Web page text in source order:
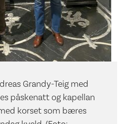
Grandy-Teig med
påskenatt og kapellan
korset som bæres